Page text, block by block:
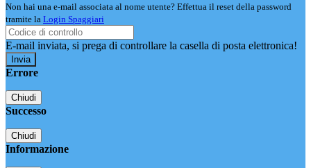
Non hai una e-mail associata al nome utente? Effettua il reset della password
tramite la Login Spaggiari
E-mail inviata, si prega di controllare la casella di posta elettronica!
Errore
Chiudi
Successo
Chiudi
Informazione